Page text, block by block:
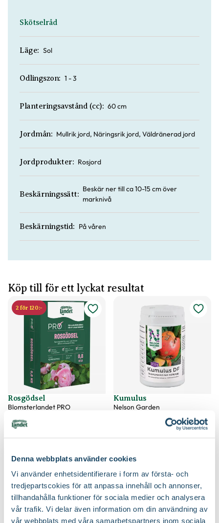
Denna webbplats använder cookies
Vi använder enhetsidentifierare i form av första- och
tredjepartscokies för att anpassa innehåll och annonser,
tillhandahålla funktioner för sociala medier och analysera
vår trafik. Vi delar även information om din användning av
vår webbplats med våra samarbetspartners inom sociala
Skötselråd
Läge: Sol
Odlingszon: 1 - 3
Planteringsavstånd (cc): 60 cm
Jordmån: Mullrik jord, Näringsrik jord, Väldränerad jord
Jordprodukter: Rosjord
Beskärningssätt:
Beskär ner till ca 10-15 cm över
marknivå
Beskärningstid: På våren
Köp till för ett lyckat resultat
2 för 120:-
Rosgödsel
Blomsterlandet PRO
7990
Välj butik
Till Produkten
till Rosgödsel produktsida
Kumulus
Nelson Garden